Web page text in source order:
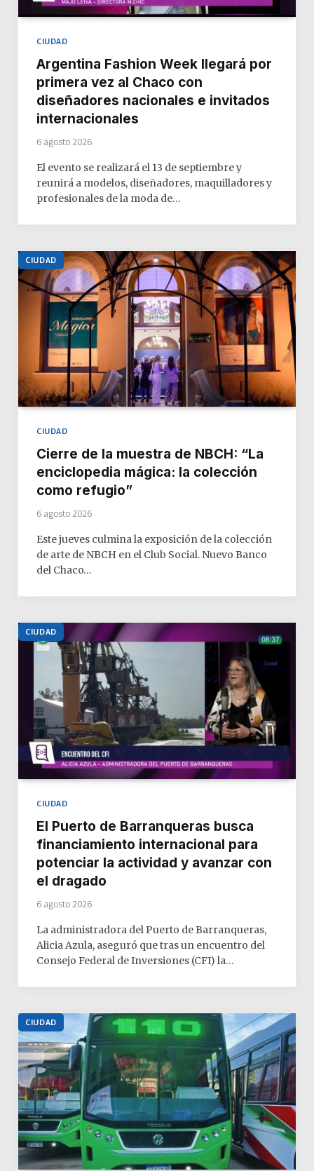
CIUDAD
Argentina Fashion Week llegará por
primera vez al Chaco con
diseñadores nacionales e invitados
internacionales
6 agosto 2026
El evento se realizará el 13 de septiembre y
reunirá a modelos, diseñadores, maquilladores y
profesionales de la moda de…
CIUDAD
CIUDAD
Cierre de la muestra de NBCH: “La
enciclopedia mágica: la colección
como refugio”
6 agosto 2026
Este jueves culmina la exposición de la colección
de arte de NBCH en el Club Social. Nuevo Banco
del Chaco…
CIUDAD
CIUDAD
El Puerto de Barranqueras busca
financiamiento internacional para
potenciar la actividad y avanzar con
el dragado
6 agosto 2026
La administradora del Puerto de Barranqueras,
Alicia Azula, aseguró que tras un encuentro del
Consejo Federal de Inversiones (CFI) la…
CIUDAD